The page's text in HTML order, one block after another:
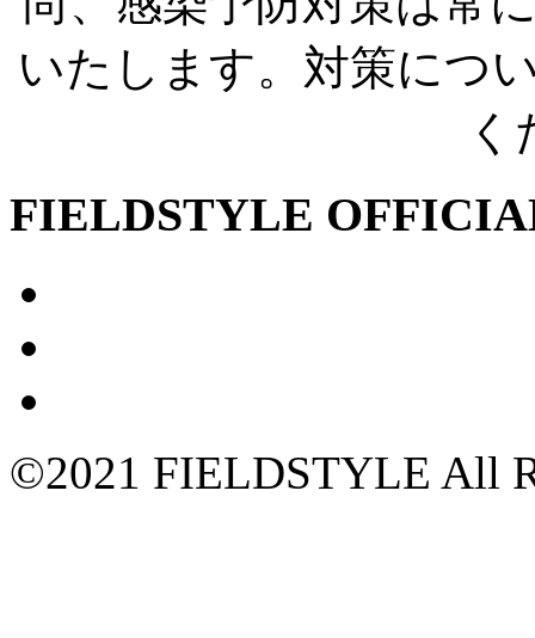
いたします。対策につ
く
FIELDSTYLE
©2021 FIELDSTYLE All